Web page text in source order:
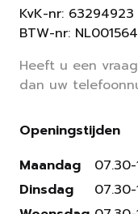
KvK-nr: 63294923
BTW-nr:
Heeft u een
dan uw
Openingstijden
Maandag
Dinsdag